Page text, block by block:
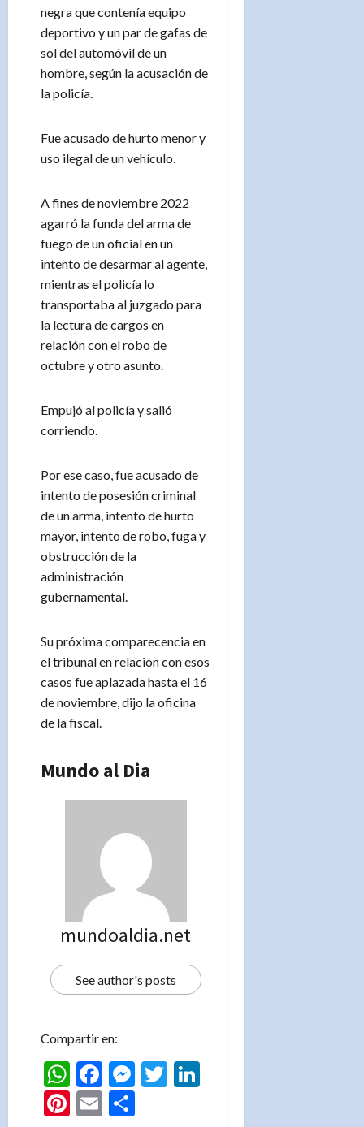
negra que contenía equipo
deportivo y un par de gafas de
sol del automóvil de un
hombre, según la acusación de
la policía.
Fue acusado de hurto menor y
uso ilegal de un vehículo.
A fines de noviembre 2022
agarró la funda del arma de
fuego de un oficial en un
intento de desarmar al agente,
mientras el policía lo
transportaba al juzgado para
la lectura de cargos en
relación con el robo de
octubre y otro asunto.
Empujó al policía y salió
corriendo.
Por ese caso, fue acusado de
intento de posesión criminal
de un arma, intento de hurto
mayor, intento de robo, fuga y
obstrucción de la
administración
gubernamental.
Su próxima comparecencia en
el tribunal en relación con esos
casos fue aplazada hasta el 16
de noviembre, dijo la oficina
de la fiscal.
Mundo al Dia
mundoaldia.net
See author's posts
Compartir en:
WhatsApp
Facebook
Messenger
Twitter
Pinterest
Email